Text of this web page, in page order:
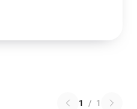
1 / 1